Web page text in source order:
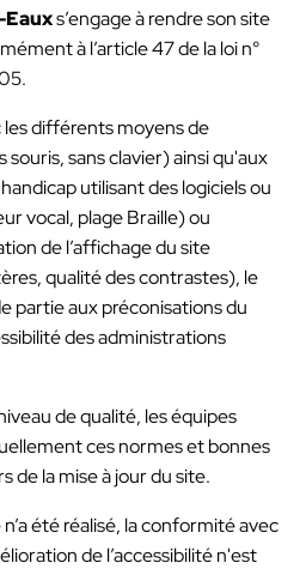
Eauxs’engage à rendre son site
à l’article 47 de la loi n°
différents moyens de
sans clavier) ainsi qu'aux
utilisant des logiciels ou
vocal, plage Braille) ou
de l’affichage du site
qualité des contrastes), le
partie aux préconisations du
des administrations
de qualité, les équipes
ces normes et bonnes
de la mise à jour du site.
été réalisé, la conformité avec
de l’accessibilité n'est